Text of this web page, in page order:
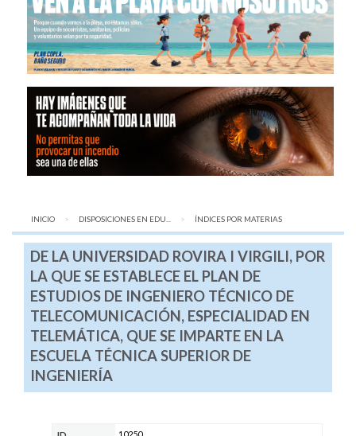
INICIO DISPOSICIONES EN EDU... AQUÍ:
ÍNDICES POR MATERIAS
DE LA UNIVERSIDAD ROVIRA I VIRGILI, POR
LA QUE SE ESTABLECE EL PLAN DE
ESTUDIOS DE INGENIERO TÉCNICO DE
TELECOMUNICACIÓN, ESPECIALIDAD EN
TELEMÁTICA, QUE SE IMPARTE EN LA
ESCUELA TÉCNICA SUPERIOR DE
INGENIERÍA